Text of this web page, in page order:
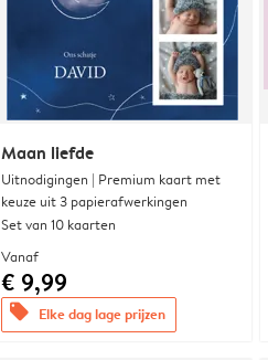
Maan liefde
Uitnodigingen | Premium kaart met
keuze uit 3 papierafwerkingen
Set van 10 kaarten
Vanaf
€ 9,99
offers Elke dag lage prijzen